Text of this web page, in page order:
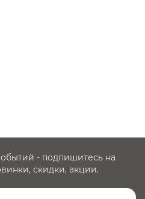
- подпишитесь на
скидки, акции.